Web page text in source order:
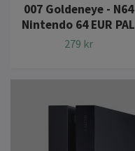
007 Goldeneye - N64
Nintendo 64 EUR PAL
279 kr